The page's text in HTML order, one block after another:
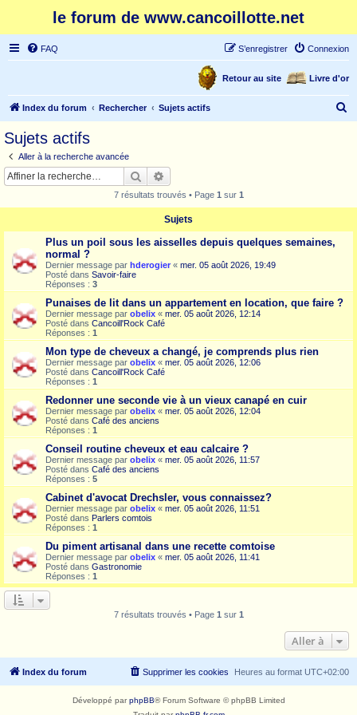
le forum de www.cancoillotte.net
FAQ Connexion
S’enregistrer
Livre d'or
Retour au site
Index du forum Rechercher Sujets actifs
Sujets actifs
Aller à la recherche avancée
Rechercher
7 résultats trouvés • Page 1 sur 1
Sujets
Plus un poil sous les aisselles depuis quelques semaines,
normal ?
Dernier message par hderogier « mer. 05 août 2026, 19:49
Posté dans Savoir-faire
Réponses : 3
Punaises de lit dans un appartement en location, que faire ?
Dernier message par obelix « mer. 05 août 2026, 12:14
Posté dans Cancoill'Rock Café
Réponses : 1
Mon type de cheveux a changé, je comprends plus rien
Dernier message par obelix « mer. 05 août 2026, 12:06
Posté dans Cancoill'Rock Café
Réponses : 1
Redonner une seconde vie à un vieux canapé en cuir
Dernier message par obelix « mer. 05 août 2026, 12:04
Posté dans Café des anciens
Réponses : 1
Conseil routine cheveux et eau calcaire ?
Dernier message par obelix « mer. 05 août 2026, 11:57
Posté dans Café des anciens
Réponses : 5
Cabinet d'avocat Drechsler, vous connaissez?
Dernier message par obelix « mer. 05 août 2026, 11:51
Posté dans Parlers comtois
Réponses : 1
Du piment artisanal dans une recette comtoise
Dernier message par obelix « mer. 05 août 2026, 11:41
Posté dans Gastronomie
Réponses : 1
7 résultats trouvés • Page 1 sur 1
Aller à
Index du forum Heures au format UTC+02:00
Supprimer les cookies
Développé parphpBB® Forum Software © phpBB Limited